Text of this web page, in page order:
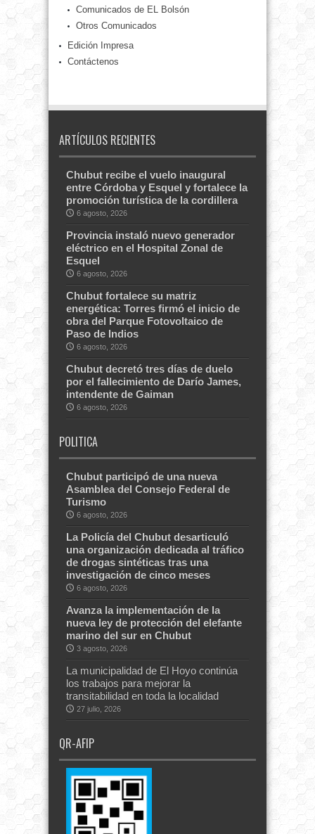
Comunicados de EL Bolsón
Otros Comunicados
Edición Impresa
Contáctenos
ARTÍCULOS RECIENTES
Chubut recibe el vuelo inaugural
entre Córdoba y Esquel y fortalece la
promoción turística de la cordillera
6 agosto, 2026
Provincia instaló nuevo generador
eléctrico en el Hospital Zonal de
Esquel
6 agosto, 2026
Chubut fortalece su matriz
energética: Torres firmó el inicio de
obra del Parque Fotovoltaico de
Paso de Indios
6 agosto, 2026
Chubut decretó tres días de duelo
por el fallecimiento de Darío James,
intendente de Gaiman
6 agosto, 2026
POLITICA
Chubut participó de una nueva
Asamblea del Consejo Federal de
Turismo
6 agosto, 2026
La Policía del Chubut desarticuló
una organización dedicada al tráfico
de drogas sintéticas tras una
investigación de cinco meses
6 agosto, 2026
Avanza la implementación de la
nueva ley de protección del elefante
marino del sur en Chubut
3 agosto, 2026
La municipalidad de El Hoyo continúa
los trabajos para mejorar la
transitabilidad en toda la localidad
27 julio, 2026
QR-AFIP